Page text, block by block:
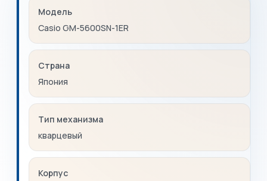
Модель
Casio GM-5600SN-1ER
Страна
Япония
Тип механизма
кварцевый
Корпус